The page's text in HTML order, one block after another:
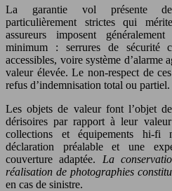
La garantie vol présente
particulièrement strictes qui
assureurs imposent
minimum : serrures de sécurité
accessibles, voire système
valeur élevée. Le non-respect de
refus d’indemnisation total ou partiel.
Les objets de valeur font l’objet
dérisoires par rapport à leur
collections et équipements hi-fi
déclaration préalable et une
couverture adaptée. La
réalisation de photographies
en cas de sinistre.